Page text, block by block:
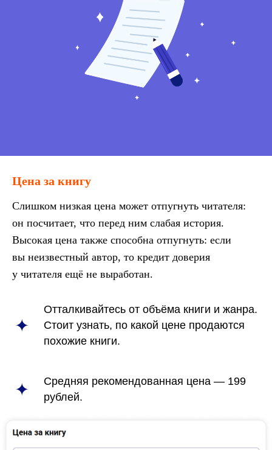
Цена за книгу
Слишком низкая цена может отпугнуть читателя:
он посчитает, что перед ним слабая история.
Высокая цена также способна отпугнуть: если
вы неизвестный автор, то кредит доверия
у читателя ещё не выработан.
Отталкивайтесь от объёма книги и жанра.
Стоит узнать, по какой цене продаются
похожие книги.
Средняя рекомендованная цена — 199
рублей.